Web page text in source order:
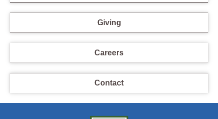
Giving
Careers
Contact